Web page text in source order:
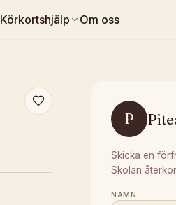
Körkortshjälp Om oss
P
Skicka en
Skolan
NAMN